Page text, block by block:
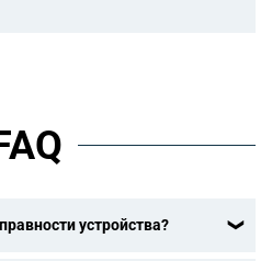
устройства?